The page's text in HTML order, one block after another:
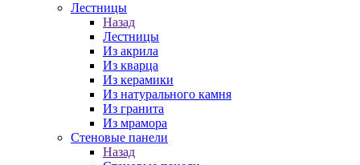
Лестницы
Назад
Лестницы
Из акрила
Из кварца
Из керамики
Из натурального камня
Из гранита
Из мрамора
Стеновые панели
Назад